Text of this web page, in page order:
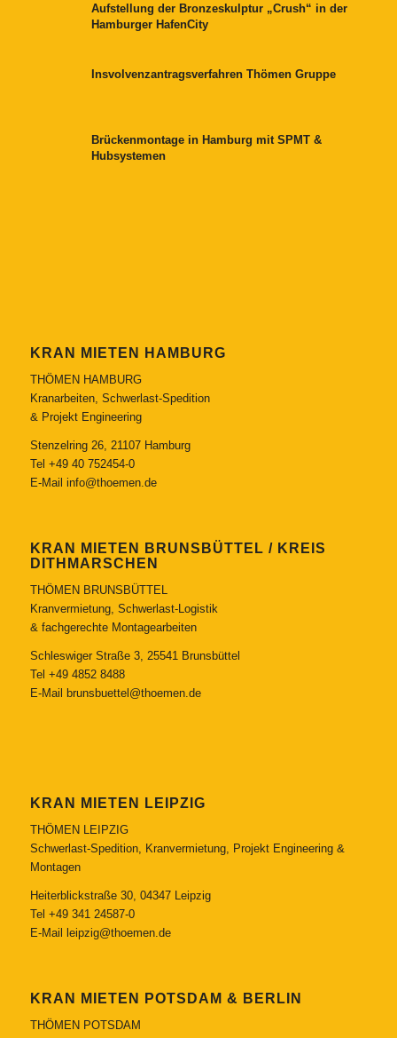
Aufstellung der Bronzeskulptur „Crush“ in der
Hamburger HafenCity
Insvolvenzantragsverfahren Thömen Gruppe
Brückenmontage in Hamburg mit SPMT &
Hubsystemen
KRAN MIETEN HAMBURG
THÖMEN HAMBURG
Kranarbeiten, Schwerlast-Spedition
& Projekt Engineering
Stenzelring 26, 21107 Hamburg
Tel +49 40 752454-0
E-Mail info@thoemen.de
KRAN MIETEN BRUNSBÜTTEL / KREIS
DITHMARSCHEN
THÖMEN BRUNSBÜTTEL
Kranvermietung, Schwerlast-Logistik
& fachgerechte Montagearbeiten
Schleswiger Straße 3, 25541 Brunsbüttel
Tel +49 4852 8488
E-Mail
brunsbuettel@thoemen.de
KRAN MIETEN LEIPZIG
THÖMEN LEIPZIG
Schwerlast-Spedition, Kranvermietung, Projekt Engineering &
Montagen
Heiterblickstraße 30, 04347 Leipzig
Tel +49 341 24587-0
E-Mail
leipzig@thoemen.de
KRAN MIETEN POTSDAM & BERLIN
THÖMEN POTSDAM